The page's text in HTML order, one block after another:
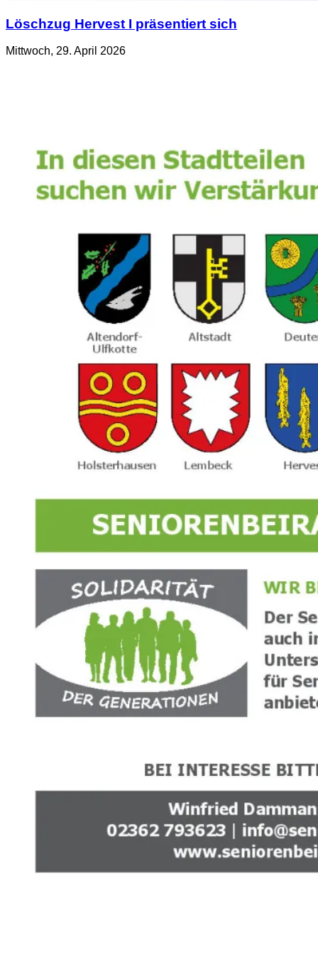
Löschzug Hervest I präsentiert sich
Mittwoch, 29. April 2026